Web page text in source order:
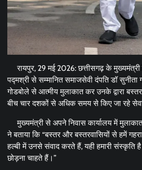
रायपुर, 29 मई 2026: छत्तीसगढ़ के
पद्मश्री से सम्मानित समाजसेवी दंपति डॉ सुनीता
गोडबोले से आत्मीय मुलाकात कर उनके द्वारा
बीच चार दशकों से अधिक समय से किए जा रहे सेवा
मुख्यमंत्री से अपने निवास कार्यालय में
ने बताया कि “बस्तर और बस्तरवासियों से हमें
हल्बी में उनसे संवाद करते हैं, यही हमारी संस्कृति
छोड़ना चाहते हैं।”